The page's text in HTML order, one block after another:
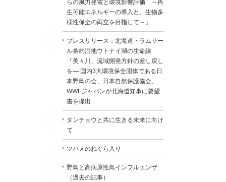
らの風力発電と環境影響評価 ～再
生可能エネルギーの導入と、生物多
様性保全の両立を目指して～」
プレスリリース：北海道・ラムサー
ル条約湿地ウトナイ湖の生命線
「美々川」流域開発方針の差し戻し
を― 国内3大環境保全団体である日
本野鳥の会、日本自然保護協会、
WWFジャパンが北海道知事に要望
書を提出
タンチョウと共に生きる未来に向け
て
ツバメのねぐら入り
野鳥と高病原性鳥インフルエンザ
（過去の記事）